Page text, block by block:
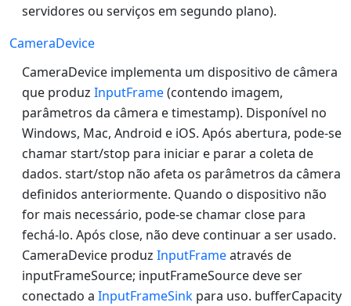
servidores ou serviços em segundo plano).
CameraDevice
CameraDevice implementa um dispositivo de câmera
que produz InputFrame(contendo imagem,
parâmetros da câmera e timestamp). Disponível no
Windows, Mac, Android e iOS. Após abertura, pode-se
chamar start/stop para iniciar e parar a coleta de
dados. start/stop não afeta os parâmetros da câmera
definidos anteriormente. Quando o dispositivo não
for mais necessário, pode-se chamar close para
fechá-lo. Após close, não deve continuar a ser usado.
CameraDevice produz InputFrameatravés de
inputFrameSource; inputFrameSource deve ser
conectado a InputFrameSink para uso. bufferCapacity